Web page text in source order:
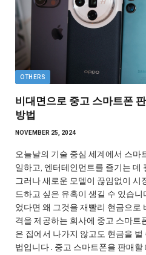
OTHERS
비대면으로 중고 스마트폰
방법
NOVEMBER 25, 2024
오늘날의 기술 중심 세계에서 스마
일하고, 엔터테인먼트를 즐기는 데
그러나 새로운 모델이 끊임없이 시
드하고 싶은 유혹이 생길 수 있습
었다면 왜 그것을 재빨리 현금으로
격을 제공하는 회사에 중고 스마트
은 집에서 나가지 않고도 현금을
법입니다 . 중고 스마트폰을 판매